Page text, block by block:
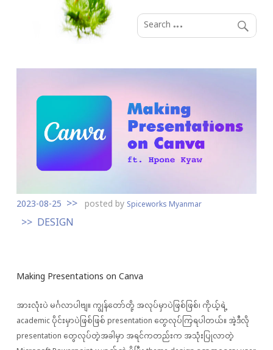
2023-08-25 posted bySpiceworks Myanmar
DESIGN
Making Presentations on Canva
အားလုံးပဲ မင်္ဂလာပါဗျ။ ကျွန်တော်တို့ အလုပ်မှာပဲဖြစ်ဖြစ်၊ ကိုယ့်ရဲ့
academic ပိုင်းမှာပဲဖြစ်ဖြစ် presentation တွေလုပ်ကြရပါတယ်။ အဲ့ဒီလို
presentation တွေလုပ်တဲ့အခါမှာ အရင်ကတည်းက အသုံးပြုလာတဲ့